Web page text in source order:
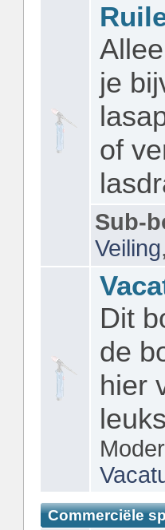
je
of
Sub-
Veiling,
Dit
de
hier
Commerciële